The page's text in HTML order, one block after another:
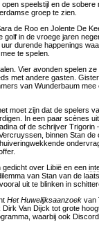
speelstijl en de sobere
groep te zien.
de Roo en Jolente De
in de vroege jaren
durende happenings
te spelen.
Vier avonden spelen
met andere gasten.
van Wunderbaum mee
moet zijn dat de spelers
In een paar scènes uit
of de schrijver Trigorin
binnen Stan de
over Libië en een
van Stan van de
uit te blinken in
Het Huwelijksaanzoek van
Van Dijck tot grote
waarbij ook